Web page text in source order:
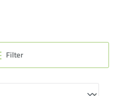
Filter